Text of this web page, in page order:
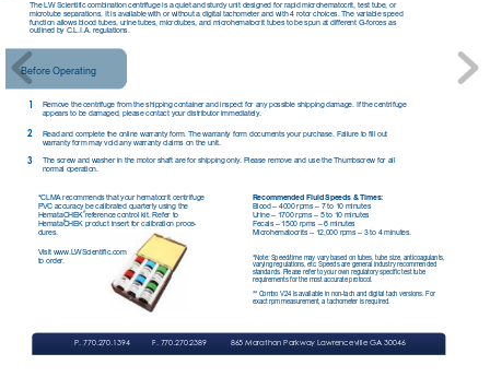
P. 770.270.1394 F. 770.270.2389 865 Marathon Parkway Lawrenceville GA 30046
2
Before Operating
The LW Scientific combination centrifuge is a quiet and sturdy unit designed for rapid microhematocrit, test tube, or
microtube separations. It is available with or without a digital tachometer and with 4 rotor choices. The variable speed
function allows blood tubes, urine tubes, microtubes, and microhematocrit tubes to be spun at different G-forces as
outlined by C.L.I.A. regulations.
Remove the centrifuge from the shipping container and inspect for any possible shipping damage. If the centrifuge
appears to be damaged, please contact your distributor immediately.
Read and complete the online warranty form. The warranty form documents your purchase. Failure to fill out
warranty form may void any warranty claims on the unit.
The screw and washer in the motor shaft are for shipping only. Please remove and use the Thumbscrew for all
normal operation.
3
*CLMA recommends that your hematocrit centrifuge
PVC accuracy be calibrated quarterly using the
HemataCHEK reference control kit. Refer to
HemataCHEK product insert for calibration proce-
dures.
®
®
Visit www.LWScientific.com
to order.
Recommended Fluid Speeds & Times:
Blood – 4000 rpms – 7 to 10 minutes
Urine – 1700 rpms – 5 to 10 minutes
Fecals – 1500 rpms – 6 minutes
Microhematocrits – 12,000 rpms – 3 to 4 minutes.
*Note: Speed/time may vary based on tubes, tube size, anticoagulants,
varying regulations, etc. Speeds are general industry recommended
standards. Please refer to your own regulatory specific test tube
requirements for the most accurate protocol.
** Combo V24 is available in non-tach and digital tach versions. For
exact rpm measurement, a tachometer is required.